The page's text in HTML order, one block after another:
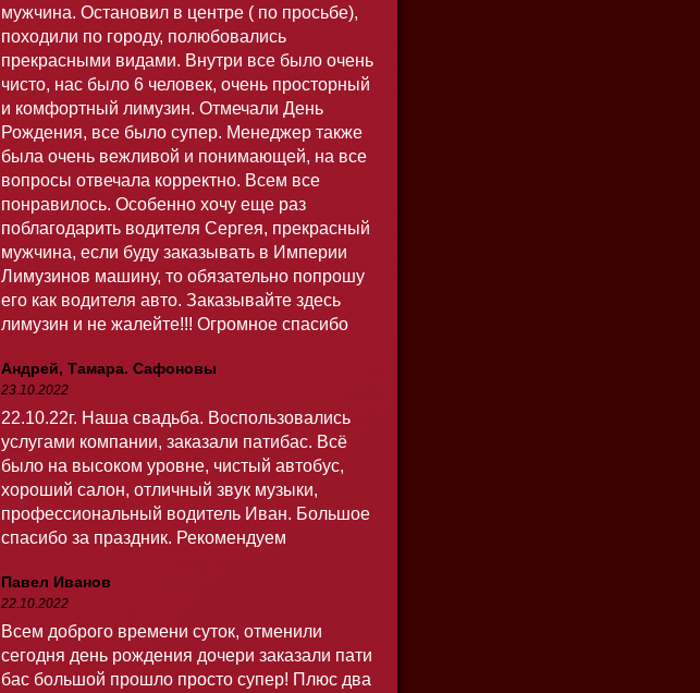
мужчина. Остановил в центре ( по просьбе),
походили по городу, полюбовались
прекрасными видами. Внутри все было очень
чисто, нас было 6 человек, очень просторный
и комфортный лимузин. Отмечали День
Рождения, все было супер. Менеджер также
была очень вежливой и понимающей, на все
вопросы отвечала корректно. Всем все
понравилось. Особенно хочу еще раз
поблагодарить водителя Сергея, прекрасный
мужчина, если буду заказывать в Империи
Лимузинов машину, то обязательно попрошу
его как водителя авто. Заказывайте здесь
лимузин и не жалейте!!! Огромное спасибо
Андрей, Тамара. Сафоновы
23.10.2022
22.10.22г. Наша свадьба. Воспользовались
услугами компании, заказали патибас. Всё
было на высоком уровне, чистый автобус,
хороший салон, отличный звук музыки,
профессиональный водитель Иван. Большое
спасибо за праздник. Рекомендуем
Павел Иванов
22.10.2022
Всем доброго времени суток, отменили
сегодня день рождения дочери заказали пати
бас большой прошло просто супер! Плюс два